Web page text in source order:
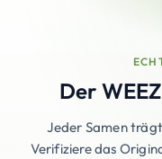
Der
Jeder Samen
Verifiziere das